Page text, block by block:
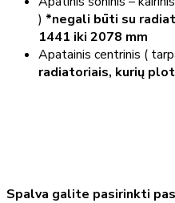
) *negali būti su
1441 iki 2078 mm
Apatainis centrinis (
radiatoriais, kurių
Spalva galite pasirinkti